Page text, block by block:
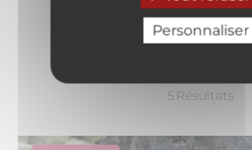
Personnaliser
5 Résultats